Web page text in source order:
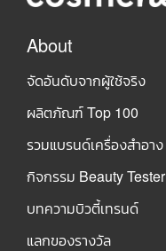
About
จัดอันดับจากผู้ใช้จริง
ผลิตภัณฑ์ Top 100
รวมแบรนด์เครื่องสำอาง
กิจกรรม Beauty Tester
บทความบิวตี้เทรนด์
แลกของรางวัล